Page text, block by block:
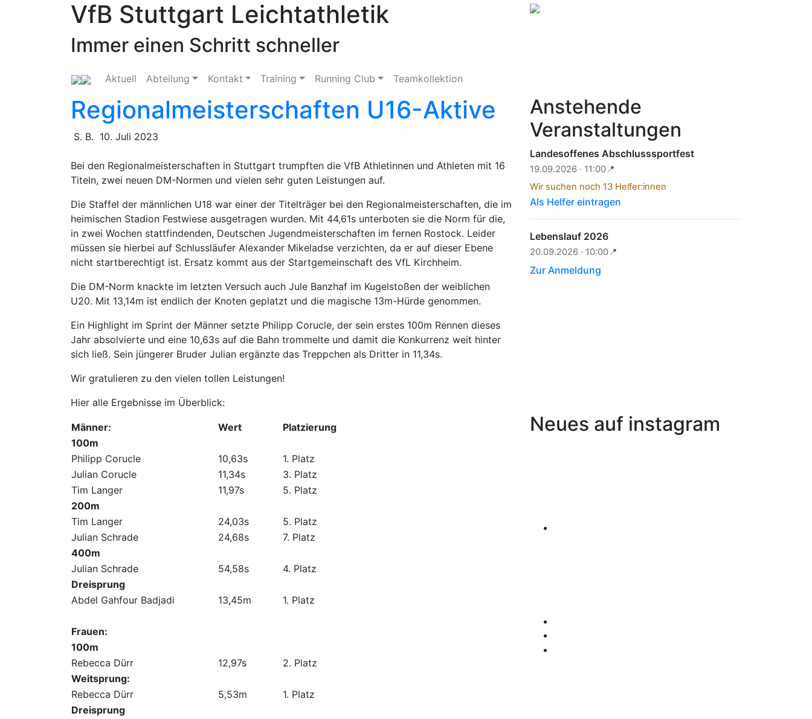
VfB Stuttgart Leichtathletik
Immer einen Schritt schneller
Aktuell Abteilung Kontakt Training Running Club Teamkollektion
Regionalmeisterschaften U16-Aktive
S. B. 10. Juli 2023
Bei den Regionalmeisterschaften in Stuttgart trumpften die VfB Athletinnen und Athleten mit 16
Titeln, zwei neuen DM-Normen und vielen sehr guten Leistungen auf.
Die Staffel der männlichen U18 war einer der Titelträger bei den Regionalmeisterschaften, die im
heimischen Stadion Festwiese ausgetragen wurden. Mit 44,61s unterboten sie die Norm für die,
in zwei Wochen stattfindenden, Deutschen Jugendmeisterschaften im fernen Rostock. Leider
müssen sie hierbei auf Schlussläufer Alexander Mikeladse verzichten, da er auf dieser Ebene
nicht startberechtigt ist. Ersatz kommt aus der Startgemeinschaft des VfL Kirchheim.
Die DM-Norm knackte im letzten Versuch auch Jule Banzhaf im Kugelstoßen der weiblichen
U20. Mit 13,14m ist endlich der Knoten geplatzt und die magische 13m-Hürde genommen.
Ein Highlight im Sprint der Männer setzte Philipp Corucle, der sein erstes 100m Rennen dieses
Jahr absolvierte und eine 10,63s auf die Bahn trommelte und damit die Konkurrenz weit hinter
sich ließ. Sein jüngerer Bruder Julian ergänzte das Treppchen als Dritter in 11,34s.
Wir gratulieren zu den vielen tollen Leistungen!
Hier alle Ergebnisse im Überblick:
Männer: Wert
Platzierung
100m
Philipp Corucle
10,63s
1. Platz
Julian Corucle
11,34s
3. Platz
Tim Langer
11,97s
5. Platz
200m
Tim Langer
24,03s
5. Platz
Julian Schrade
24,68s
7. Platz
400m
Julian Schrade
54,58s
4. Platz
Dreisprung
Abdel Gahfour Badjadi
13,45m 1. Platz
Frauen:
100m
Rebecca Dürr
12,97s
2. Platz
Weitsprung:
Rebecca Dürr
5,53m
1. Platz
Dreisprung
Anstehende
Veranstaltungen
Landesoffenes Abschlusssportfest
19.09.2026 · 11:00📍
Wir suchen noch 13 Helfer:innen
Als Helfer eintragen
Lebenslauf 2026
20.09.2026 · 10:00📍
Zur Anmeldung
Neues auf instagram